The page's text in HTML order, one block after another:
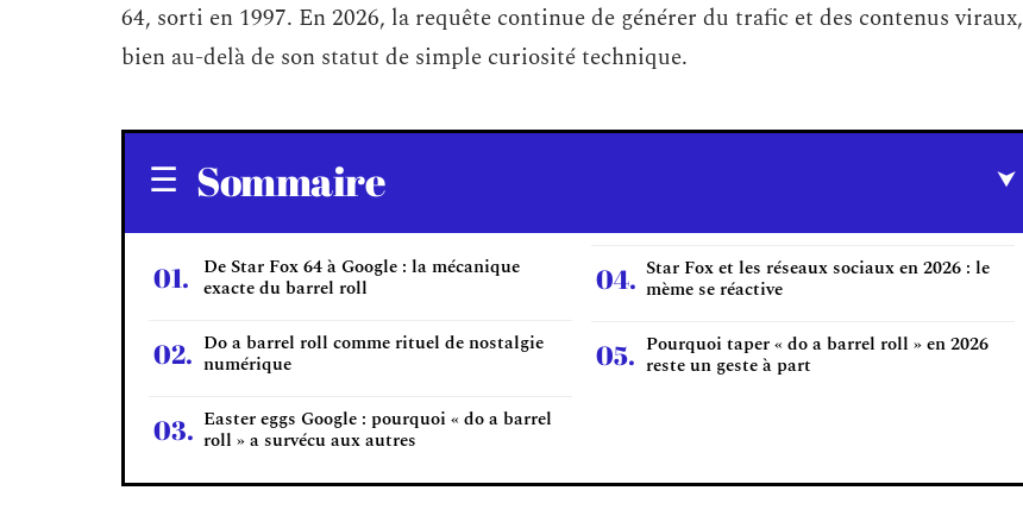
64, sorti en 1997. En 2026, la requête continue de générer du trafic et des contenus viraux,
bien au-delà de son statut de simple curiosité technique.
Sommaire
De Star Fox 64 à Google : la mécanique
exacte du barrel roll
Do a barrel roll comme rituel de nostalgie
numérique
Easter eggs Google : pourquoi « do a barrel
roll » a survécu aux autres
Star Fox et les réseaux sociaux en 2026 : le
mème se réactive
Pourquoi taper « do a barrel roll » en 2026
reste un geste à part